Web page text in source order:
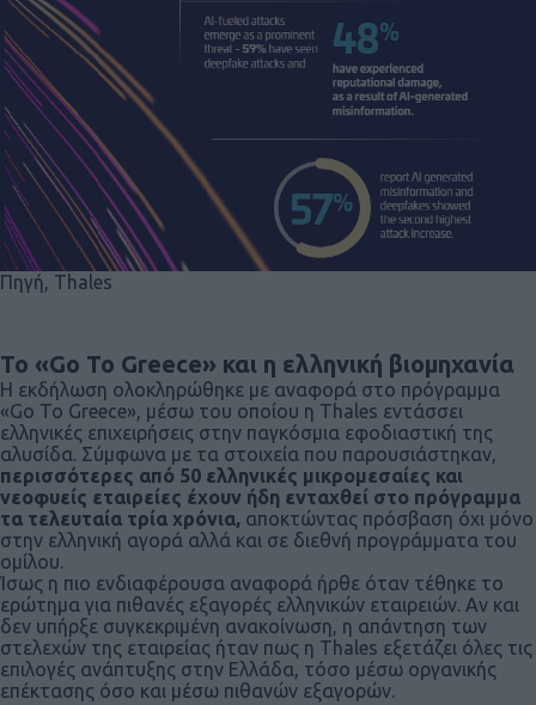
Πηγή, Thales
Το «Go To Greece» και η ελληνική βιομηχανία
Η εκδήλωση ολοκληρώθηκε με αναφορά στο πρόγραμμα
«Go To Greece», μέσω του οποίου η Thales εντάσσει
ελληνικές επιχειρήσεις στην παγκόσμια εφοδιαστική της
αλυσίδα. Σύμφωνα με τα στοιχεία που παρουσιάστηκαν,
περισσότερες από 50 ελληνικές μικρομεσαίες και
νεοφυείς εταιρείες έχουν ήδη ενταχθεί στο πρόγραμμα
τα τελευταία τρία χρόνια, αποκτώντας πρόσβαση όχι μόνο
στην ελληνική αγορά αλλά και σε διεθνή προγράμματα του
ομίλου.
Ίσως η πιο ενδιαφέρουσα αναφορά ήρθε όταν τέθηκε το
ερώτημα για πιθανές εξαγορές ελληνικών εταιρειών. Αν και
δεν υπήρξε συγκεκριμένη ανακοίνωση, η απάντηση των
στελεχών της εταιρείας ήταν πως η Thales εξετάζει όλες τις
επιλογές ανάπτυξης στην Ελλάδα, τόσο μέσω οργανικής
επέκτασης όσο και μέσω πιθανών εξαγορών.